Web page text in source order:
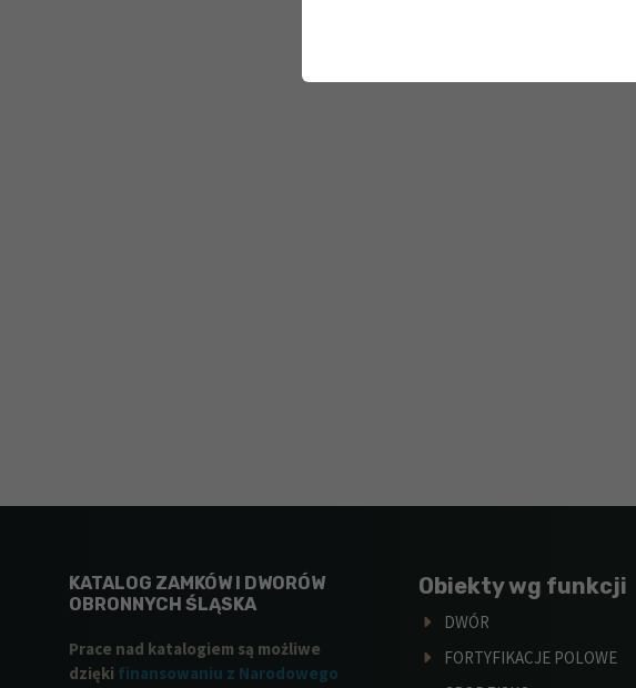
KATALOG ZAMKÓW I DWORÓW
OBRONNYCH ŚLĄSKA
Prace nad katalogiem są możliwe
dzięki finansowaniu z Narodowego
Obiekty wg funkcji
DWÓR
FORTYFIKACJE POLOWE